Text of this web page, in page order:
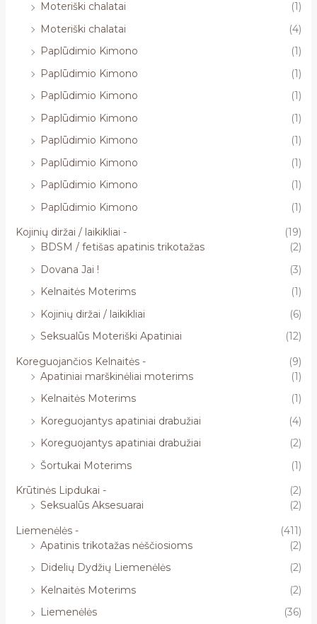
Moteriški chalatai
(1)
Moteriški chalatai
(4)
Paplūdimio Kimono
(1)
Paplūdimio Kimono
(1)
Paplūdimio Kimono
(1)
Paplūdimio Kimono
(1)
Paplūdimio Kimono
(1)
Paplūdimio Kimono
(1)
Paplūdimio Kimono
(1)
Paplūdimio Kimono
(1)
Kojinių diržai / laikikliai -
(19)
BDSM / fetišas apatinis trikotažas
(2)
Dovana Jai !
(3)
Kelnaitės Moterims
(1)
Kojinių diržai / laikikliai
(6)
Seksualūs Moteriški Apatiniai
(12)
Koreguojančios Kelnaitės -
(9)
Apatiniai marškinėliai moterims
(1)
Kelnaitės Moterims
(1)
Koreguojantys apatiniai drabužiai
(4)
Koreguojantys apatiniai drabužiai
(2)
Šortukai Moterims
(1)
Krūtinės Lipdukai -
(2)
Seksualūs Aksesuarai
(2)
Liemenėlės -
(411)
Apatinis trikotažas nėščiosioms
(2)
Didelių Dydžių Liemenėlės
(2)
Kelnaitės Moterims
(2)
Liemenėlės
(36)